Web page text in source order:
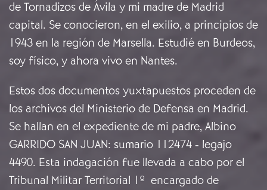
de Tornadizos de Ávila y mi madre de Madrid
capital. Se conocieron, en el exilio, a principios de
1943 en la región de Marsella. Estudié en Burdeos,
soy físico, y ahora vivo en Nantes.
Estos dos documentos yuxtapuestos proceden de
los archivos del Ministerio de Defensa en Madrid.
Se hallan en el expediente de mi padre, Albino
GARRIDO SAN JUAN: sumario 112474 - legajo
4490. Esta indagación fue llevada a cabo por el
Tribunal Militar Territorial 1º encargado de